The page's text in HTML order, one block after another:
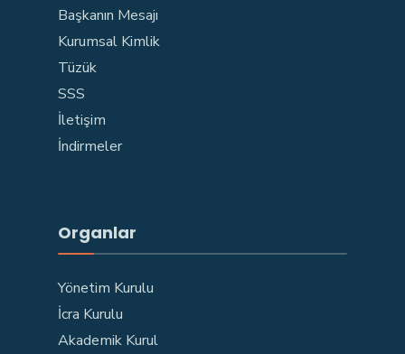
Başkanın Mesajı
Kurumsal Kimlik
Tüzük
SSS
İletişim
İndirmeler
Organlar
Yönetim Kurulu
İcra Kurulu
Akademik Kurul